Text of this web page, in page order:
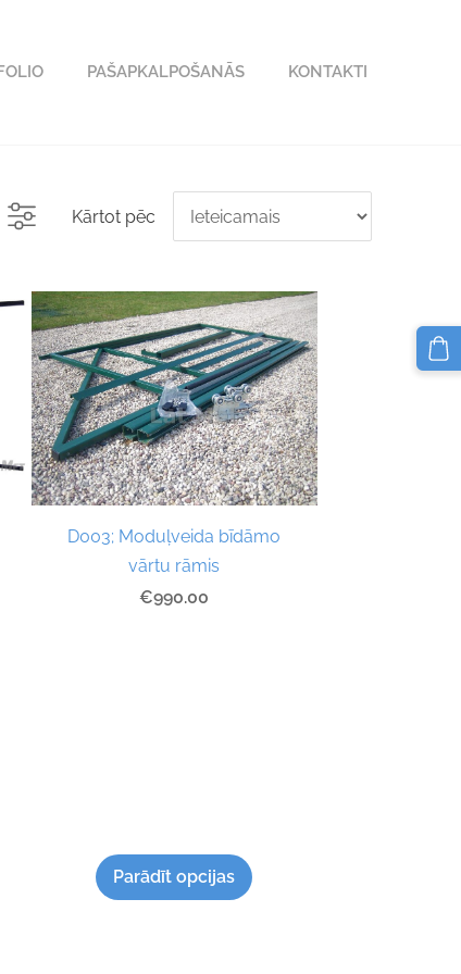
PAŠAPKALPOŠANĀS KONTAKTI
Kārtot pēc
D003; Moduļveida bīdāmo
vārtu rāmis
€990.00
Parādīt opcijas